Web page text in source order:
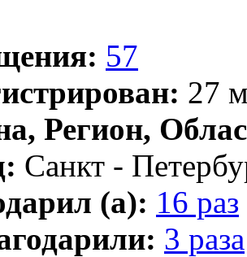
57
27
Регион,
Санкт -
(а): 16 раз
3 раза